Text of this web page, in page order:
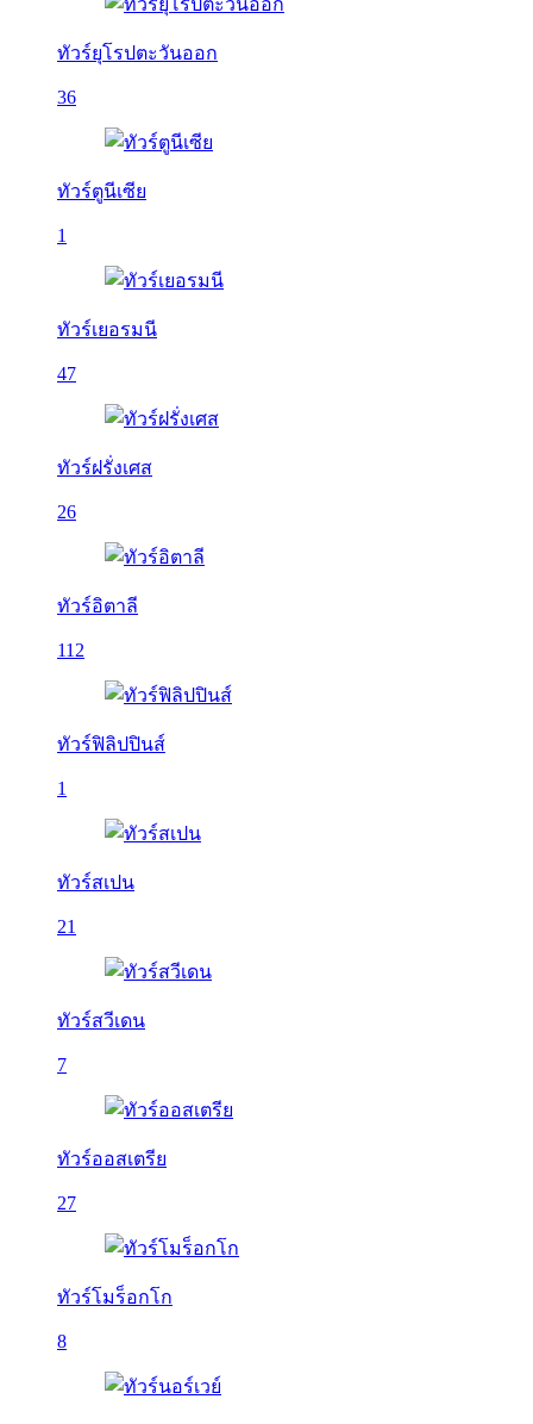
ทัวร์ยุโรปตะวันออก
36
ทัวร์ตูนีเซีย
1
ทัวร์เยอรมนี
47
ทัวร์ฝรั่งเศส
26
ทัวร์อิตาลี
112
ทัวร์ฟิลิปปินส์
1
ทัวร์สเปน
21
ทัวร์สวีเดน
7
ทัวร์ออสเตรีย
27
ทัวร์โมร็อกโก
8